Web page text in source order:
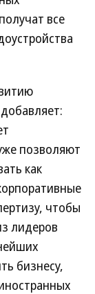
все
позволяют
как
чтобы
лидеров
бизнесу,